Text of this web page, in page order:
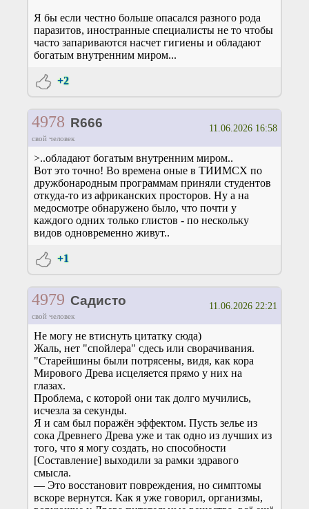
Я бы если честно больше опасался разного рода
паразитов, иностранные специалисты не то чтобы
часто запариваются насчет гигиены и обладают
богатым внутренним миром...
+2
4978 R666
свой человек
11.06.2026 16:58
>..обладают богатым внутренним миром..
Вот это точно! Во времена оные в ТИИМСХ по
дружбонародным программам приняли студентов
откуда-то из африканских просторов. Ну а на
медосмотре обнаружено было, что почти у
каждого одних только глистов - по нескольку
видов одновременно живут..
+1
4979 Садисто
свой человек
11.06.2026 22:21
Не могу не втиснуть цитатку сюда)
Жаль, нет "спойлера" сдесь или сворачивания.
"Старейшины были потрясены, видя, как кора
Мирового Древа исцеляется прямо у них на
глазах.
Проблема, с которой они так долго мучились,
исчезла за секунды.
Я и сам был поражён эффектом. Пусть зелье из
сока Древнего Древа уже и так одно из лучших из
того, что я могу создать, но способности
[Составление] выходили за рамки здравого
смысла.
— Это восстановит повреждения, но симптомы
вскоре вернутся. Как я уже говорил, организмы,